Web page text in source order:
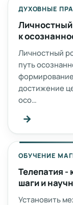
ДУХОВНЫЕ
Личностный
к
Личностный
путь
достижение
осо…
→
ОБУЧЕНИЕ
Телепатия -
шаги и
Установить